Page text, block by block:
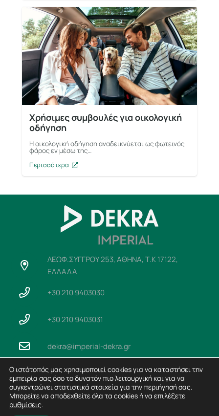
Χρήσιμες συμβουλές για οικολογική
οδήγηση
Η οικολογική οδήγηση αναδεικνύεται ως φωτεινός
φάρος εν μέσω της…
Περισσότερα
ΛΕΩΦ.ΣΥΓΓΡΟΥ 253, ΑΘΗΝΑ, Τ.Κ 17122,
ΕΛΛΑΔΑ
+30 210 9403030
+30 210 9403031
dekra@imperial-dekra.gr
Πρόσφατα Νέα
Ο ιστότοπός μας χρησιμοποιεί cookies για να καταστήσει την
εμπειρία σας όσο το δυνατόν πιο λειτουργική και για να
συγκεντρώνει στατιστικά στοιχεία για την περιήγησή σας.
Μπορείτε να αποδεχθείτε όλα τα cookies ή να επιλέξετε
ρυθμίσεις.